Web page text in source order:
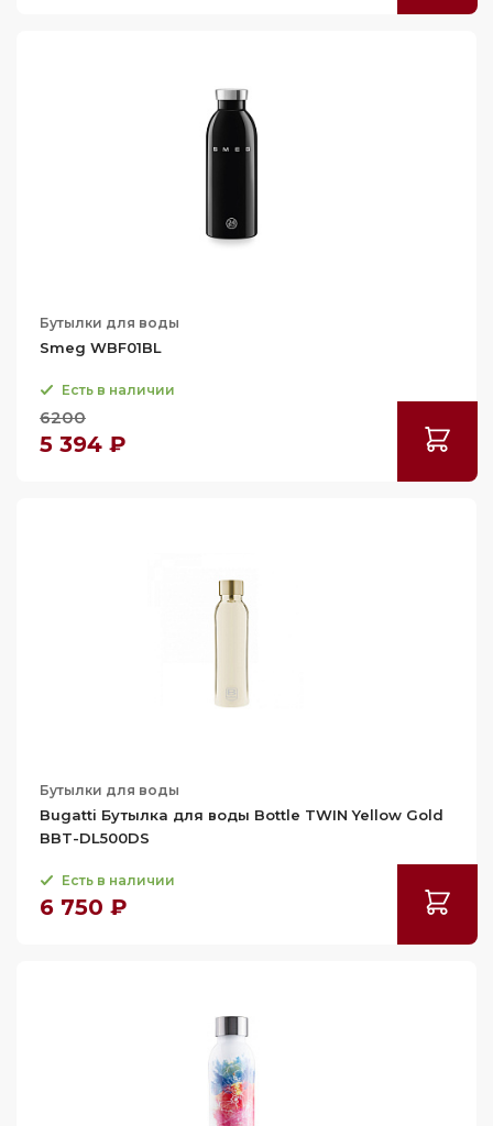
Бутылки для воды
Smeg WBF01BL
Есть в наличии
6200
5 394 ₽
Бутылки для воды
Bugatti Бутылка для воды Bottle TWIN Yellow Gold
BBT-DL500DS
Есть в наличии
6 750 ₽